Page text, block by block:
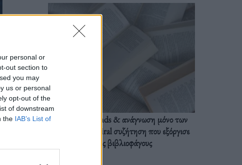
personal or
out section to
you may
us or personal
opt-out of the
of downstream
the IAB’s List of
BookTok trends & ανάγνωση μόνο των
διαλόγων: Η viral συζήτηση που εξόργισε
τους βιβλιοφάγους